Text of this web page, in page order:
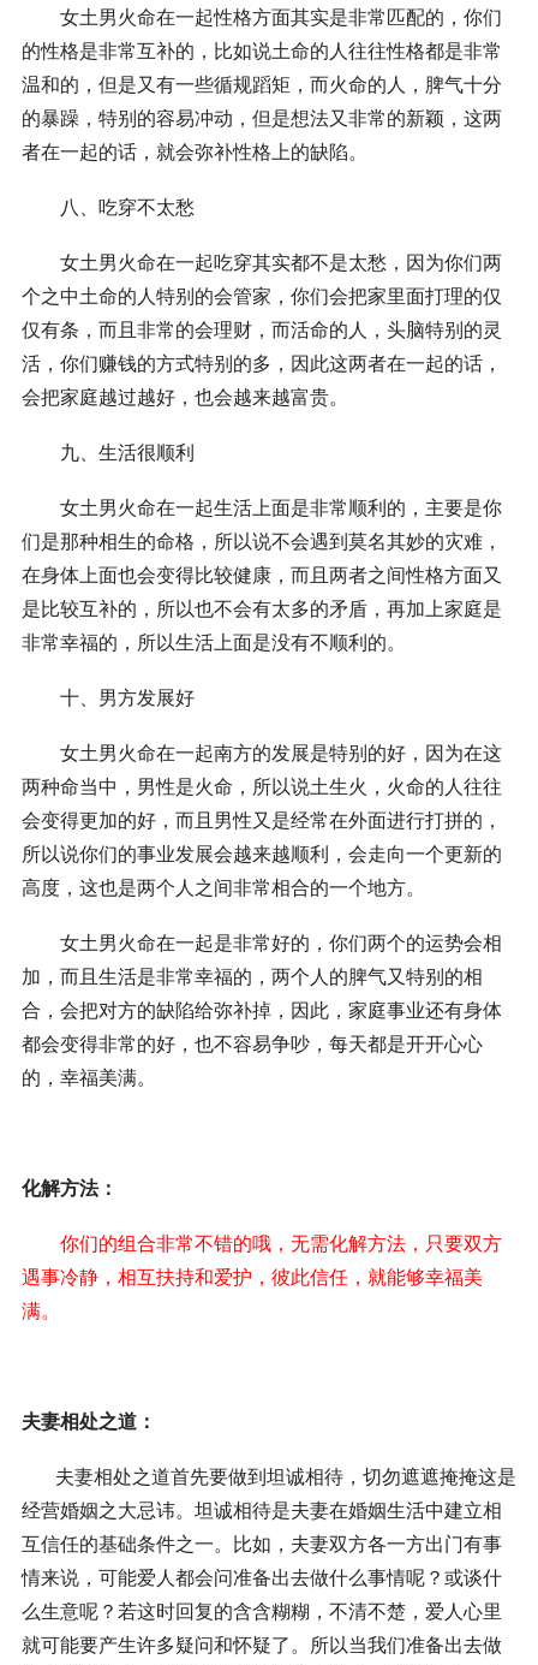
女土男火命在一起性格方面其实是非常匹配的，你们
的性格是非常互补的，比如说土命的人往往性格都是非常
温和的，但是又有一些循规蹈矩，而火命的人，脾气十分
的暴躁，特别的容易冲动，但是想法又非常的新颖，这两
者在一起的话，就会弥补性格上的缺陷。
八、吃穿不太愁
女土男火命在一起吃穿其实都不是太愁，因为你们两
个之中土命的人特别的会管家，你们会把家里面打理的仅
仅有条，而且非常的会理财，而活命的人，头脑特别的灵
活，你们赚钱的方式特别的多，因此这两者在一起的话，
会把家庭越过越好，也会越来越富贵。
九、生活很顺利
女土男火命在一起生活上面是非常顺利的，主要是你
们是那种相生的命格，所以说不会遇到莫名其妙的灾难，
在身体上面也会变得比较健康，而且两者之间性格方面又
是比较互补的，所以也不会有太多的矛盾，再加上家庭是
非常幸福的，所以生活上面是没有不顺利的。
十、男方发展好
女土男火命在一起南方的发展是特别的好，因为在这
两种命当中，男性是火命，所以说土生火，火命的人往往
会变得更加的好，而且男性又是经常在外面进行打拼的，
所以说你们的事业发展会越来越顺利，会走向一个更新的
高度，这也是两个人之间非常相合的一个地方。
女土男火命在一起是非常好的，你们两个的运势会相
加，而且生活是非常幸福的，两个人的脾气又特别的相
合，会把对方的缺陷给弥补掉，因此，家庭事业还有身体
都会变得非常的好，也不容易争吵，每天都是开开心心
的，幸福美满。
化解方法：
你们的组合非常不错的哦，无需化解方法，只要双方
遇事冷静，相互扶持和爱护，彼此信任，就能够幸福美
满。
夫妻相处之道：
夫妻相处之道首先要做到坦诚相待，切勿遮遮掩掩这是
经营婚姻之大忌讳。坦诚相待是夫妻在婚姻生活中建立相
互信任的基础条件之一。比如，夫妻双方各一方出门有事
情来说，可能爱人都会问准备出去做什么事情呢？或谈什
么生意呢？若这时回复的含含糊糊，不清不楚，爱人心里
就可能要产生许多疑问和怀疑了。所以当我们准备出去做